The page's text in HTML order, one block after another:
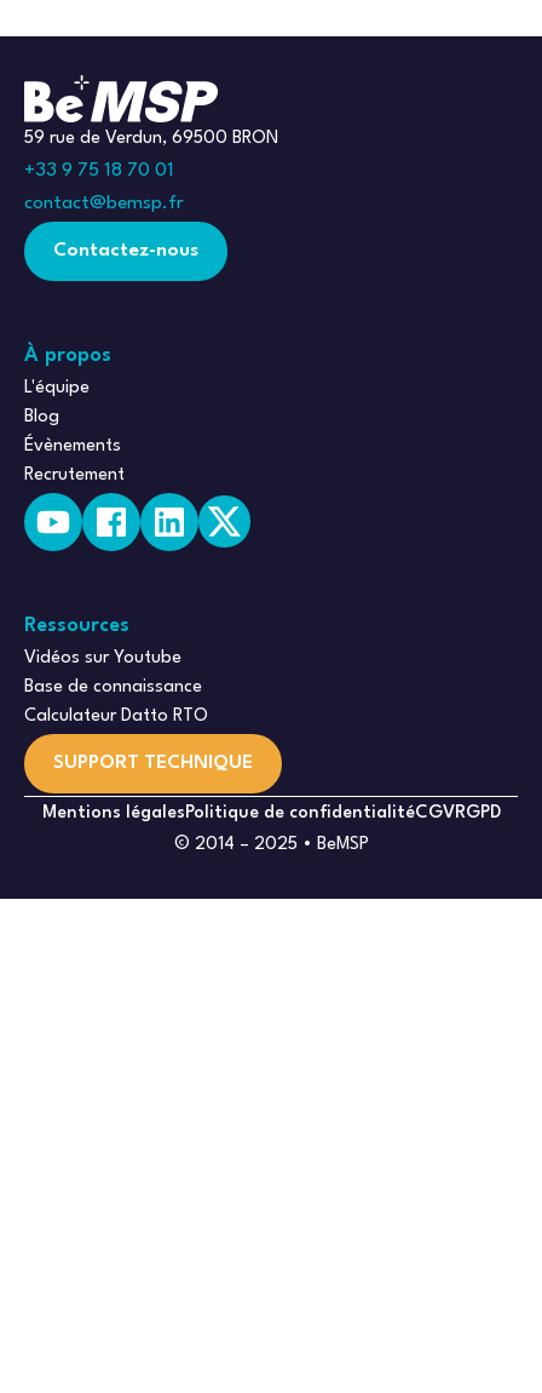
59 rue de Verdun, 69500 BRON
+33 9 75 18 70 01
contact@bemsp.fr
Contactez-nous
À propos
L'équipe
Blog
Évènements
Recrutement
Ressources
Vidéos sur Youtube
Base de connaissance
Calculateur Datto RTO
SUPPORT TECHNIQUE
Mentions légales Politique de confidentialitéCGVRGPD
© 2014 – 2025 • BeMSP